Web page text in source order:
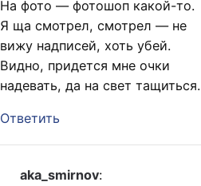
На фото — фотошоп какой-то.
Я ща смотрел, смотрел — не
вижу надписей, хоть убей.
Видно, придется мне очки
надевать, да на свет тащиться.
Ответить
aka_smirnov: